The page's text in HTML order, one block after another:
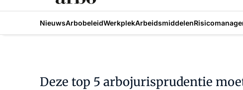
NieuwsArbobeleidWerkplekArbeidsmiddelen
Deze top 5 arbojurisprudentie